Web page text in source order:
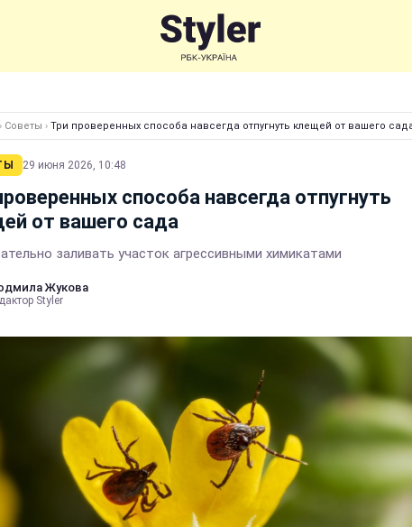
› Советы › Три проверенных способа навсегда отпугнуть клещей от вашего
29 июня 2026, 10:48
способа навсегда отпугнуть
от вашего сада
заливать участок агрессивными химикатами
Жукова
Styler